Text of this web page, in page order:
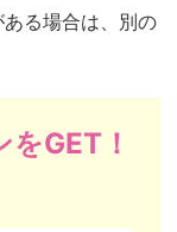
る場合は、別の
GET！